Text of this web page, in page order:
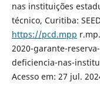
nas instituições
técnico, Curitiba:
https://pcd.mpp
2020-garante-
deficiencia-nas-
Acesso em: 27 jul.